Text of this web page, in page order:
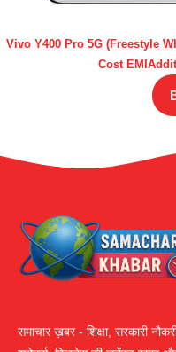
Vivo Y400 Pro 5G (Freestyle
Cost
समाचार ख़बर - शिक्षा, सरकारी